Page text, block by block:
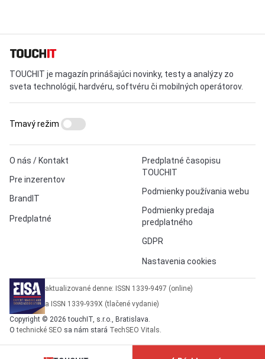
TOUCHIT je magazín prinášajúci novinky, testy a analýzy zo
sveta technológií, hardvéru, softvéru či mobilných operátorov.
O nás / Kontakt
Pre inzerentov
BrandIT
Predplatné
Predplatné časopisu
TOUCHIT
Podmienky používania webu
Podmienky predaja
predplatného
GDPR
Nastavenia cookies
Tmavý režim
aktualizované denne: ISSN 1339-9497 (online)
a ISSN 1339-939X (tlačené vydanie)
Copyright © 2026 touchIT, s.r.o., Bratislava.
Otechnické SEO sa nám stará TechSEO Vitals.